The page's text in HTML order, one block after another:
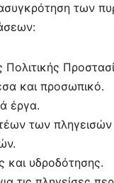
των
και προσωπικό.
έργα.
των πληγεισών
και υδροδότησης.